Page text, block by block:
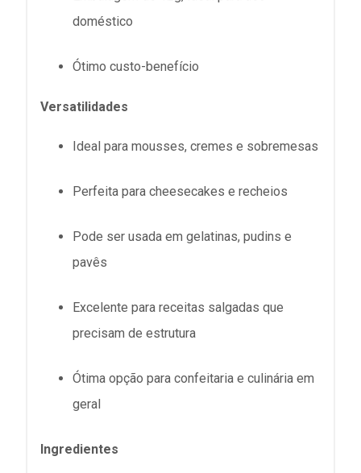
doméstico
Ótimo custo-benefício
Versatilidades
Ideal para mousses, cremes e sobremesas
Perfeita para cheesecakes e recheios
Pode ser usada em gelatinas, pudins e
pavês
Excelente para receitas salgadas que
precisam de estrutura
Ótima opção para confeitaria e culinária em
geral
Ingredientes